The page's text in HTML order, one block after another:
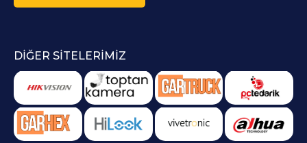
DIĞER SITELERIMIZ